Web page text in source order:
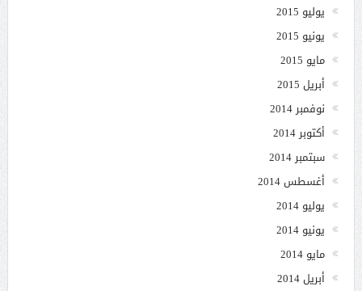
يوليو 2015
يونيو 2015
مايو 2015
أبريل 2015
نوفمبر 2014
أكتوبر 2014
سبتمبر 2014
أغسطس 2014
يوليو 2014
يونيو 2014
مايو 2014
أبريل 2014